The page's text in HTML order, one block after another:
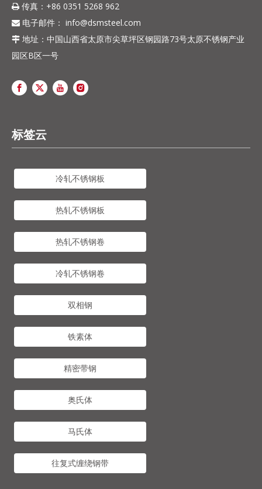
 传真：+86 0351 5268 962
 电子邮件： info@dsmsteel.com
 地址：中国山西省太原市尖草坪区钢园路73号太原不锈钢产业
园区B区一号
标签云
冷轧不锈钢板
热轧不锈钢板
热轧不锈钢卷
冷轧不锈钢卷
双相钢
铁素体
精密带钢
奥氏体
马氏体
往复式缠绕钢带